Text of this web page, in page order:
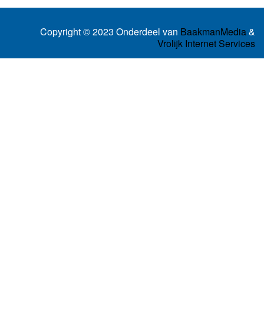
Copyright © 2023 Onderdeel van BaakmanMedia&
Vrolijk Internet Services